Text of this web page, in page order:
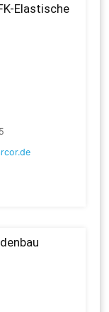
Elastische